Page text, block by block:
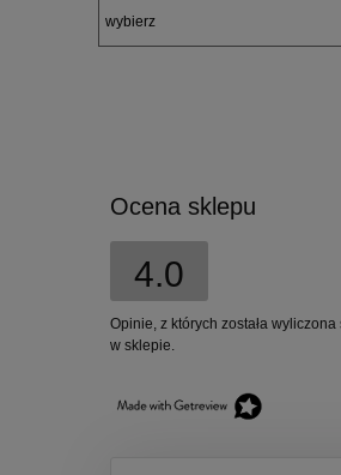
Ocena sklepu
4.0
Opinie, z których została
w sklepie.